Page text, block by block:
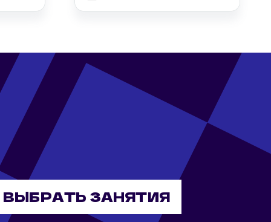
ВЫБРАТЬ ЗАНЯТИЯ